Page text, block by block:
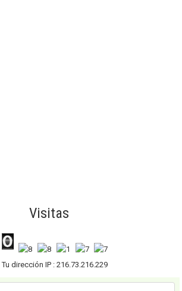
Visitas
Tu dirección IP : 216.73.216.229